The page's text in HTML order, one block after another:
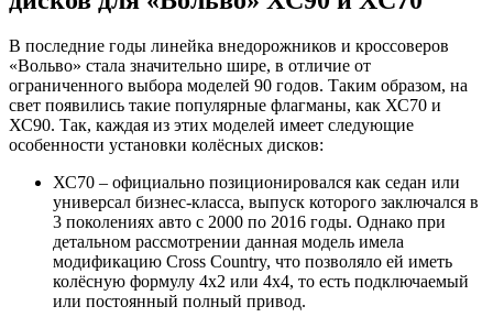
В последние годы линейка внедорожников и кроссоверов
«Вольво» стала значительно шире, в отличие от
ограниченного выбора моделей 90 годов. Таким образом, на
свет появились такие популярные флагманы, как ХС70 и
ХС90. Так, каждая из этих моделей имеет следующие
особенности установки колёсных дисков:
ХС70 – официально позиционировался как седан или
универсал бизнес-класса, выпуск которого заключался в
3 поколениях авто с 2000 по 2016 годы. Однако при
детальном рассмотрении данная модель имела
модификацию Cross Country, что позволяло ей иметь
колёсную формулу 4х2 или 4х4, то есть подключаемый
или постоянный полный привод.